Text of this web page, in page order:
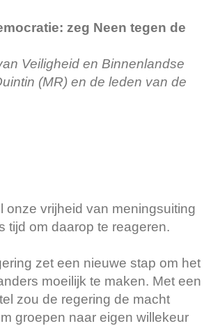
zeg Neen tegen de
Veiligheid en Binnenlandse
(MR) en de leden van de
onze vrijheid van meningsuiting
tijd om daarop te reageren.
zet een nieuwe stap om het
moeilijk te maken. Met een
zou de regering de macht
groepen naar eigen willekeur